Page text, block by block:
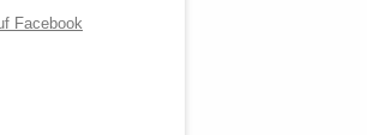
Facebook